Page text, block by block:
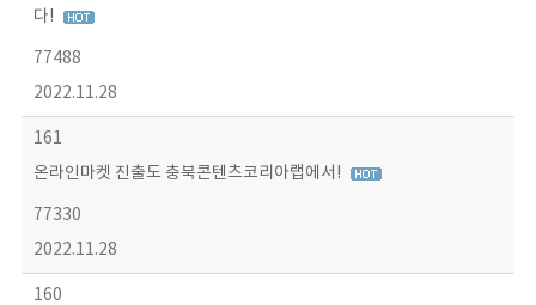
다!
77488
2022.11.28
161
온라인마켓 진출도 충북콘텐츠코리아랩에서!
77330
2022.11.28
160